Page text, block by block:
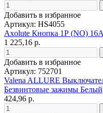
Добавить в избранное
Артикул: HS4055
Axolute Кнопка 1Р (NO)
1 225,16 р.
Добавить в избранное
Артикул: 752701
Valena ALLURE
Безвинтовые зажимы Белый
424,96 р.